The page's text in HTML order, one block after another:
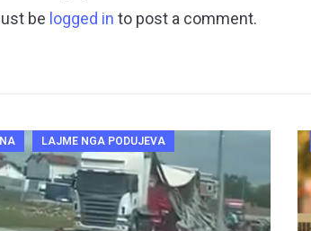
be logged in to post a comment.
LAJME NGA PODUJEVA